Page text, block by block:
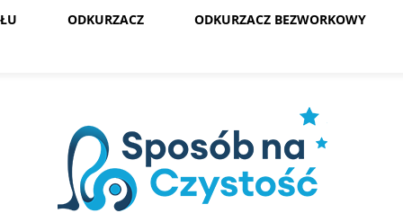
ODKURZACZ
ODKURZACZ BEZWORKOWY